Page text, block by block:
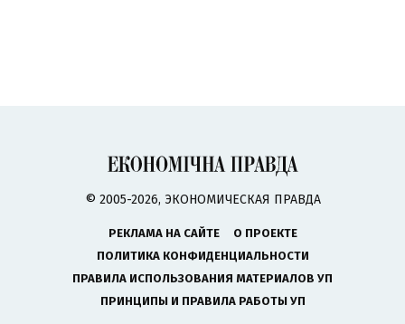
© 2005-2026, ЭКОНОМИЧЕСКАЯ ПРАВДА
РЕКЛАМА НА САЙТЕ
О ПРОЕКТЕ
ПОЛИТИКА КОНФИДЕНЦИАЛЬНОСТИ
ПРАВИЛА ИСПОЛЬЗОВАНИЯ МАТЕРИАЛОВ УП
ПРИНЦИПЫ И ПРАВИЛА РАБОТЫ УП